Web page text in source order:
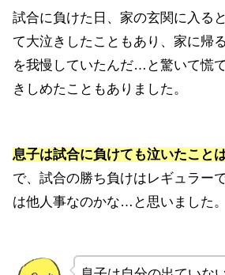
試合に負けた日、家の玄関に入る
て大泣きしたこともあり、家に帰
を我慢していたんだ…と驚いて慌
きしめたこともありました。
息子は試合に負けても泣いたこと
で、試合の勝ち負けはレギュラー
は他人事なのかな…と思いました。